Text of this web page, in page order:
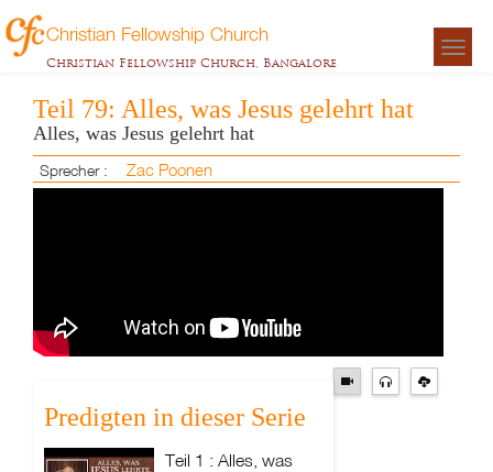
Christian Fellowship Church
Christian Fellowship Church, Bangalore
Teil 79: Alles, was Jesus gelehrt hat
Alles, was Jesus gelehrt hat
Sprecher : Zac Poonen
Predigten in dieser Serie
Teil 1 : Alles, was